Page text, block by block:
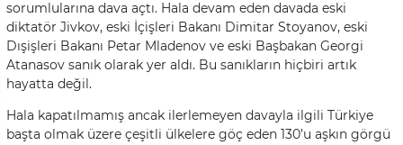
sorumlularına dava açtı. Hala devam eden davada eski
diktatör Jivkov, eski İçişleri Bakanı Dimitar Stoyanov, eski
Dışişleri Bakanı Petar Mladenov ve eski Başbakan Georgi
Atanasov sanık olarak yer aldı. Bu sanıkların hiçbiri artık
hayatta değil.
Hala kapatılmamış ancak ilerlemeyen davayla ilgili Türkiye
başta olmak üzere çeşitli ülkelere göç eden 130’u aşkın görgü